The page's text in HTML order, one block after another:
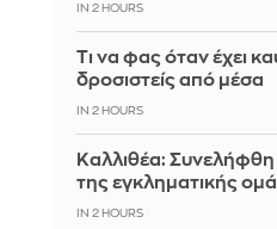
IN 2 HOURS
Τι να φας όταν έχει
δροσιστείς από μέσα
IN 2 HOURS
Καλλιθέα:
της εγκληματικής
IN 2 HOURS